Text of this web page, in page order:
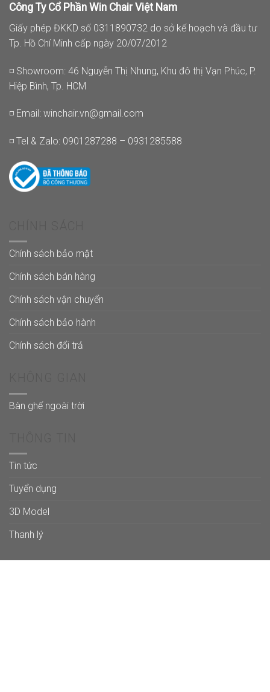
Công Ty Cổ Phần Win Chair Việt Nam
Giấy phép ĐKKD số 0311890732 do sở kế hoạch và đầu tư
Tp. Hồ Chí Minh cấp ngày 20/07/2012
◽ Showroom: 46 Nguyễn Thị Nhung, Khu đô thị Vạn Phúc, P.
Hiệp Bình, Tp. HCM
◽ Email: winchair.vn@gmail.com
◽ Tel & Zalo: 0901287288 – 0931285588
Chính sách bảo mật
Chính sách bán hàng
Chính sách vận chuyển
Chính sách bảo hành
Chính sách đổi trả
Bàn ghế ngoài trời
Tin tức
Tuyển dụng
3D Model
Thanh lý